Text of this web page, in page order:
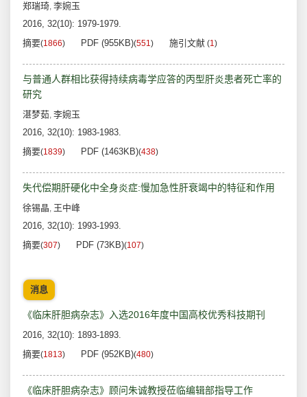
郑瑞琦, 李婉玉
2016, 32(10): 1979-1979.
摘要(1866) PDF (955KB)(551) 施引文献 (1)
与普通人群相比获得持续病毒学应答的丙型肝炎患者死亡率的
研究
湛梦茹, 李婉玉
2016, 32(10): 1983-1983.
摘要(1839) PDF (1463KB)(438)
失代偿期肝硬化中全身炎症:慢加急性肝衰竭中的特征和作用
徐锡晶, 王中峰
2016, 32(10): 1993-1993.
摘要(307) PDF (73KB)(107)
消息
《临床肝胆病杂志》入选2016年度中国高校优秀科技期刊
2016, 32(10): 1893-1893.
摘要(1813) PDF (952KB)(480)
《临床肝胆病杂志》顾问朱诚教授莅临编辑部指导工作